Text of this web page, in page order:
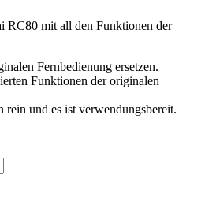
RC80 mit all den Funktionen der
Fernbedienung ersetzen.
Funktionen der originalen
rein und es ist verwendungsbereit.